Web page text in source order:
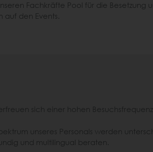
Fachkräfte Pool für die Besetzung
auf den Events.
sich einer hohen Besuchsfrequenz.
unseres Personals werden
und multilingual beraten.